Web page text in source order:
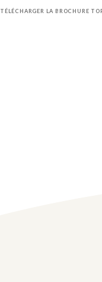
TÉLÉCHARGER LA BROCHURE